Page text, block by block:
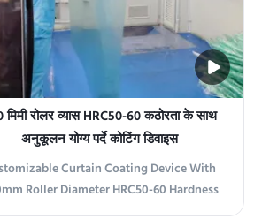
रोलर व्यास HRC50-60 कठोरता के साथ
अनुकूलन योग्य पर्दे कोटिंग डिवाइस
Curtain Coating Device With
Roller Diameter HRC50-60 Hardness
Overview The Curtain Coating